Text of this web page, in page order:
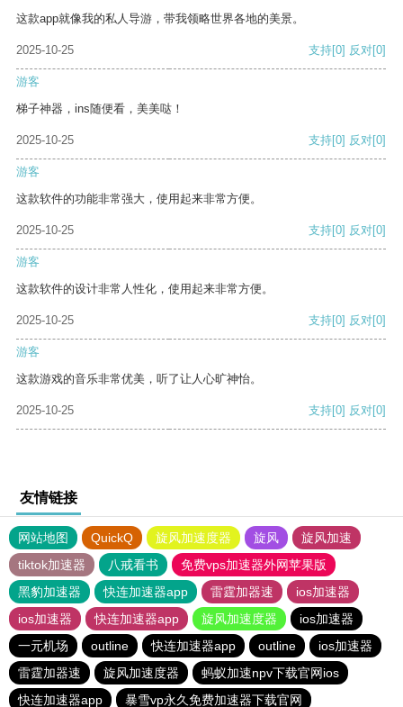
这款app就像我的私人导游，带我领略世界各地的美景。
2025-10-25 支持[0] 反对[0]
游客
梯子神器，ins随便看，美美哒！
2025-10-25 支持[0] 反对[0]
游客
这款软件的功能非常强大，使用起来非常方便。
2025-10-25 支持[0] 反对[0]
游客
这款软件的设计非常人性化，使用起来非常方便。
2025-10-25 支持[0] 反对[0]
游客
这款游戏的音乐非常优美，听了让人心旷神怡。
2025-10-25 支持[0] 反对[0]
友情链接
网站地图 QuickQ 旋风加速度器 旋风
旋风加速
tiktok加速器
八戒看书
免费vps加速器外网苹果版
黑豹加速器
快连加速器app 雷霆加器速
ios加速器
ios加速器
快连加速器app 旋风加速度器
ios加速器
一元机场
outline 快连加速器app outline
ios加速器
雷霆加器速
旋风加速度器
蚂蚁加速npv下载官网ios
快连加速器app
暴雪vp永久免费加速器下载官网